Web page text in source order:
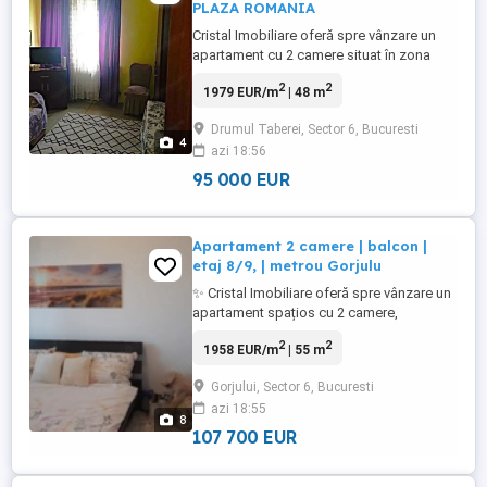
4
PLAZA ROMANIA
Cristal Imobiliare oferă spre vânzare un
apartament cu 2 camere situat în zona
apreciate zone rezidențiale ale Capitalei,
spații verzi și numeroase facilități urbane.
Proprietatea are o suprafață utilă de 48
mp și este amplasată ...
1979 EUR/m2| 48 m2
Drumul Taberei, Sector 6, Bucuresti
azi 18:56
95 000 EUR
8
Apartament 2 camere | balcon |
etaj 8/9, | metrou Gorjulu
✨ Cristal Imobiliare oferă spre vânzare un
apartament spațios cu 2 camere,
accesul facil către metrou și multiplele
pentru un cuplu, o familie tânără sau
pentru investiție, beneficiind de o
compartimentare practică, suprafață ...
1958 EUR/m2| 55 m2
Gorjului, Sector 6, Bucuresti
azi 18:55
107 700 EUR